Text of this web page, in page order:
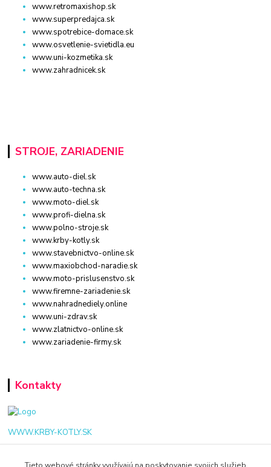
www.retromaxishop.sk
www.superpredajca.sk
www.spotrebice-domace.sk
www.osvetlenie-svietidla.eu
www.uni-kozmetika.sk
www.zahradnicek.sk
STROJE, ZARIADENIE
www.auto-diel.sk
www.auto-techna.sk
www.moto-diel.sk
www.profi-dielna.sk
www.polno-stroje.sk
www.krby-kotly.sk
www.stavebnictvo-online.sk
www.maxiobchod-naradie.sk
www.moto-prislusenstvo.sk
www.firemne-zariadenie.sk
www.nahradnediely.online
www.uni-zdrav.sk
www.zlatnictvo-online.sk
www.zariadenie-firmy.sk
Kontakty
WWW.KRBY-KOTLY.SK